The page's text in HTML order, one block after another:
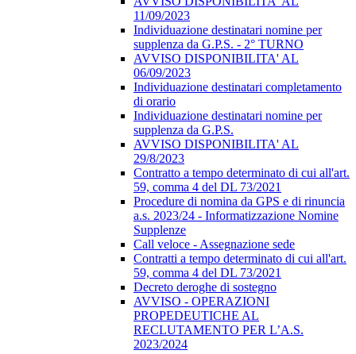
11/09/2023
Individuazione destinatari nomine per
supplenza da G.P.S. - 2° TURNO
AVVISO DISPONIBILITA' AL
06/09/2023
Individuazione destinatari completamento
di orario
Individuazione destinatari nomine per
supplenza da G.P.S.
AVVISO DISPONIBILITA' AL
29/8/2023
Contratto a tempo determinato di cui all'art.
59, comma 4 del DL 73/2021
Procedure di nomina da GPS e di rinuncia
a.s. 2023/24 - Informatizzazione Nomine
Supplenze
Call veloce - Assegnazione sede
Contratti a tempo determinato di cui all'art.
59, comma 4 del DL 73/2021
Decreto deroghe di sostegno
AVVISO - OPERAZIONI
PROPEDEUTICHE AL
RECLUTAMENTO PER L’A.S.
2023/2024